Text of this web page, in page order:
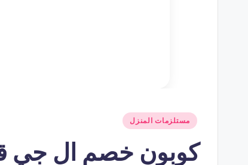
نُشرمستلزمات المنزل